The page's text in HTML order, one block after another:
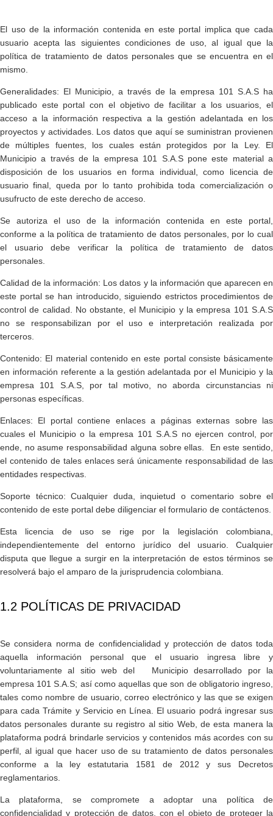
El uso de la información contenida en este portal implica que cada
usuario acepta las siguientes condiciones de uso, al igual que la
política de tratamiento de datos personales que se encuentra en el
mismo.
Generalidades: El Municipio, a través de la empresa 101 S.A.S ha
publicado este portal con el objetivo de facilitar a los usuarios, el
acceso a la información respectiva a la gestión adelantada en los
proyectos y actividades. Los datos que aquí se suministran provienen
de múltiples fuentes, los cuales están protegidos por la Ley. El
Municipio a través de la empresa 101 S.A.S pone este material a
disposición de los usuarios en forma individual, como licencia de
usuario final, queda por lo tanto prohibida toda comercialización o
usufructo de este derecho de acceso.​
Se autoriza el uso de la información contenida en este portal,
conforme a la política de tratamiento de datos personales, por lo cual
el usuario debe verificar la política de tratamiento de datos
personales.
Calidad de la información: Los datos y la información que aparecen en
este portal se han introducido, siguiendo estrictos procedimientos de
control de calidad. No obstante, el Municipio y la empresa 101 S.A.S
no se responsabilizan por el uso e interpretación realizada por
terceros.
Contenido: El material contenido en este portal consiste básicamente
en información referente a la gestión adelantada por el Municipio y la
empresa 101 S.A.S, por tal motivo, no aborda circunstancias ni
personas específicas.
Enlaces: El portal contiene enlaces a páginas externas sobre las
cuales el Municipio o la empresa 101 S.A.S no ejercen control, por
ende, no asume responsabilidad alguna sobre ellas. En este sentido,
el contenido de tales enlaces será únicamente responsabilidad de las
entidades respectivas.
Soporte técnico: Cualquier duda, inquietud o comentario sobre el
contenido de este portal debe diligenciar el formulario de contáctenos.
Esta licencia de uso se rige por la legislación colombiana,
independientemente del entorno jurídico del usuario. Cualquier
disputa que llegue a surgir en la interpretación de estos términos se
resolverá bajo el amparo de la jurisprudencia colombiana.
​1.2 POLÍTICAS DE PRIVACIDAD
Se considera norma de confidencialidad y protección de datos toda
aquella información personal que el usuario ingresa libre y
voluntariamente al sitio web del Municipio desarrollado por la
empresa 101 S.A.S; así como aquellas que son de obligatorio ingreso,
tales como nombre de usuario, correo electrónico y las que se exigen
para cada Trámite y Servicio en Línea. El usuario podrá ingresar sus
datos personales durante su registro al sitio Web, de esta manera la
plataforma podrá brindarle servicios y contenidos más acordes con su
perfil, al igual que hacer uso de su tratamiento de datos personales
conforme a la ley estatutaria 1581 de 2012 y sus Decretos
reglamentarios.
La plataforma, se compromete a adoptar una política de
confidencialidad y protección de datos, con el objeto de proteger la